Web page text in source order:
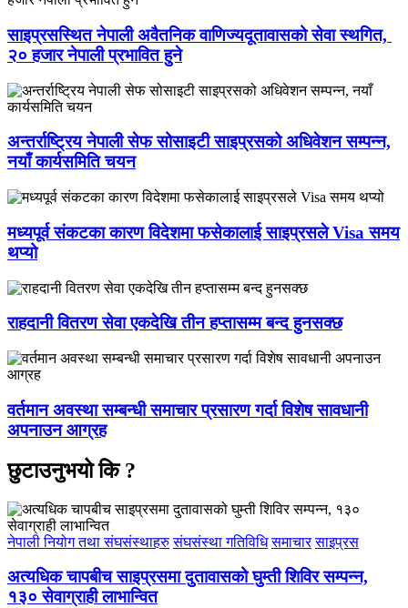
साइप्रसस्थित नेपाली अवैतनिक वाणिज्यदूतावासको सेवा स्थगित,
२० हजार नेपाली प्रभावित हुने
अन्तर्राष्ट्रिय नेपाली सेफ सोसाइटी साइप्रसको अधिवेशन सम्पन्न,
नयाँ कार्यसमिति चयन
मध्यपूर्व संकटका कारण विदेशमा फसेकालाई साइप्रसले Visa समय
थप्यो
राहदानी वितरण सेवा एकदेखि तीन हप्तासम्म बन्द हुनसक्छ
वर्तमान अवस्था सम्बन्धी समाचार प्रसारण गर्दा विशेष सावधानी
अपनाउन आग्रह
छुटाउनुभयो कि ?
नेपाली नियोग तथा संघसंस्थाहरु संघसंस्था गतिविधि समाचार साइप्रस
अत्यधिक चापबीच साइप्रसमा दुतावासको घुम्ती शिविर सम्पन्न,
१३० सेवाग्राही लाभान्वित